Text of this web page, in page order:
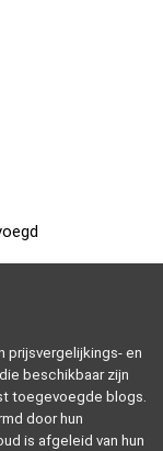
prijsvergelijkings- en
beschikbaar zijn
toegevoegde blogs.
door hun
is afgeleid van hun